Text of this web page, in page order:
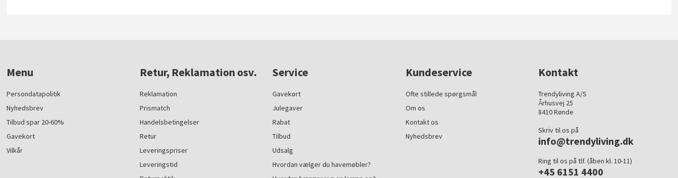
Menu
Persondatapolitik
Nyhedsbrev
Tilbud spar 20-60%
Gavekort
Vilkår
Retur, Reklamation osv.
Reklamation
Prismatch
Handelsbetingelser
Retur
Leveringspriser
Leveringstid
Service
Gavekort
Julegaver
Rabat
Tilbud
Udsalg
Hvordan vælger du havemøbler?
Kundeservice
Ofte stillede spørgsmål
Om os
Kontakt os
Nyhedsbrev
Kontakt
Trendyliving A/S
Århusvej 25
8410 Rønde
Skriv til os på
info@trendyliving.dk
Ring til os på tlf. (åben kl. 10-11)
+45 6151 4400